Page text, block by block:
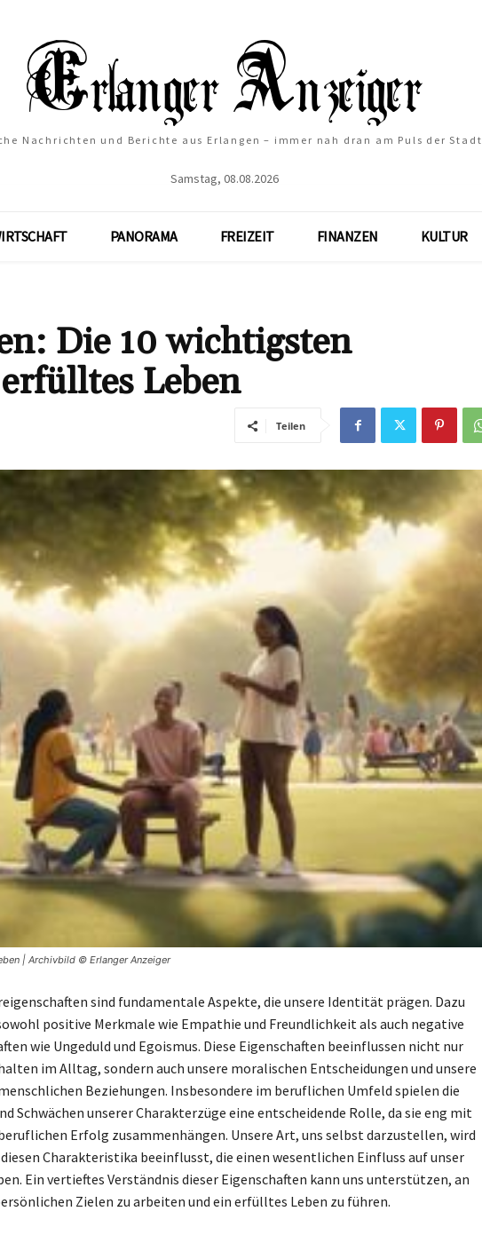
Nachrichten und Berichte aus Erlangen – immer nah dran am Puls der Stadt
Samstag, 08.08.2026
PANORAMA FREIZEIT FINANZEN KULTUR
Die 10 wichtigsten
Leben
Teilen
| Archivbild © Erlanger Anzeiger
sind fundamentale Aspekte, die unsere Identität prägen. Dazu
positive Merkmale wie Empathie und Freundlichkeit als auch negative
wie Ungeduld und Egoismus. Diese Eigenschaften beeinflussen nicht nur
im Alltag, sondern auch unsere moralischen Entscheidungen und unsere
Beziehungen. Insbesondere im beruflichen Umfeld spielen die
Schwächen unserer Charakterzüge eine entscheidende Rolle, da sie eng mit
Erfolg zusammenhängen. Unsere Art, uns selbst darzustellen, wird
Charakteristika beeinflusst, die einen wesentlichen Einfluss auf unser
Ein vertieftes Verständnis dieser Eigenschaften kann uns unterstützen, an
Zielen zu arbeiten und ein erfülltes Leben zu führen.